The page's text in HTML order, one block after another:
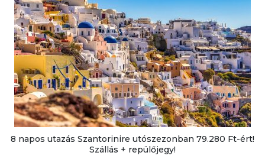
8 napos utazás Szantorinire utószezonban 79.280 Ft-ért!
Szállás + repülőjegy!